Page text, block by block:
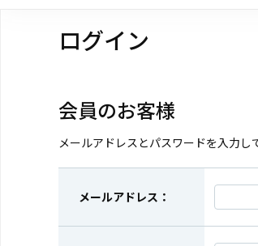
ログイン
会員のお客様
メールアドレスとパスワードを入力し
メールアドレス：